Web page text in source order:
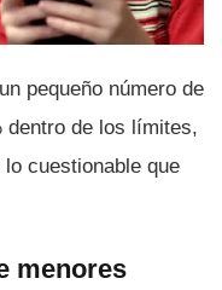
pequeño número de
dentro de los lí­mites,
cuestionable que
menores